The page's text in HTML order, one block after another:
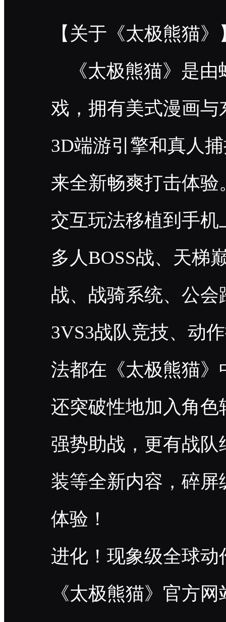
【关于《太极熊
《太极熊猫》是由
戏，拥有美式漫画
3D端游引擎和真人
来全新畅爽打击体
交互玩法移植到手
多人BOSS战、天梯
战、战骑系统、公
3VS3战队竞技、动
法都在《太极熊猫》
还突破性地加入角
强势助战，更有战
装等全新内容，碎
体验！
进化！现象级全球动
《太极熊猫》官方